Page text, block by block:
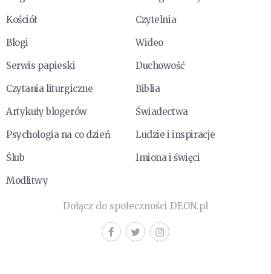
Kościół
Czytelnia
Blogi
Wideo
Serwis papieski
Duchowość
Czytania liturgiczne
Biblia
Artykuły blogerów
Świadectwa
Psychologia na co dzień
Ludzie i inspiracje
Ślub
Imiona i święci
Modlitwy
Dołącz do społeczności DEON.pl